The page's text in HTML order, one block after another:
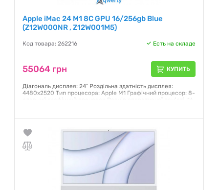
Apple iMac 24 M1 8C GPU 16/256gb Blue
(Z12W000NR , Z12W001M5)
Код товара: 262216 Есть на складе
55064 грн КУПИТЬ
Діагональ дисплея: 24″ Роздільна здатність дисплея:
4480х2520 Тип процесора: Apple M1 Графічний процесор: 8-
ядерний графічний процесор Розмір оперативної пам'яті: 16
Гарантия:12 месяцев